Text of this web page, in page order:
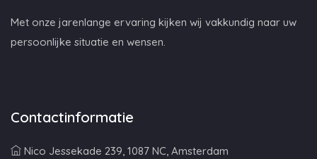
Met onze jarenlange ervaring kijken wij vakkundig naar uw
persoonlijke situatie en wensen.
Contactinformatie
Nico Jessekade 239, 1087 NC, Amsterdam